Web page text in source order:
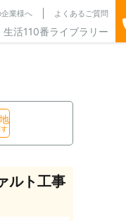
業様へ よくあるご質問
生活110番ライブラリー
ルト工事